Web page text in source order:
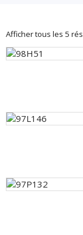
Afficher tous les 5